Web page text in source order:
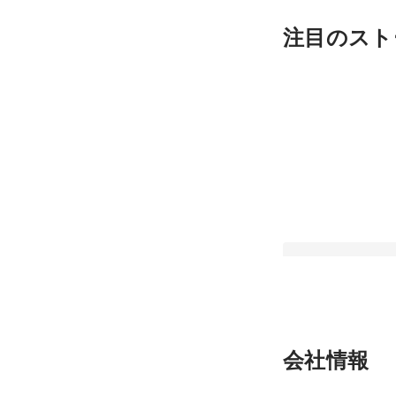
注目のス
Web3での挑戦を経
ム開発の急成長コン
会社情報